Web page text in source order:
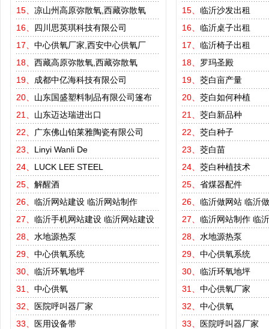
15、 凉山州高原弥散氧,西藏弥散氧
16、 四川思英琪科技有限公司
17、 中心供氧厂家,西安中心供氧厂
18、 西藏高原弥散氧,西藏弥散氧
19、 成都中亿海科技有限公司
20、 山东国盛塑料制品有限公司篷布
21、 山东迈达瑞进出口
22、
广东佛山铂莱雅陶瓷有限公司
23、 Linyi Wanli De
24、 LUCK LEE STEEL
25、 解醒酒
26、 临沂网站建设 临沂网站制作
27、 临沂手机网站建设 临沂网站建设
28、 水地源热泵
29、 中心供氧系统
30、 临沂环氧地坪
31、 中心供氧
32、
医院呼叫器厂家
33、
医用设备带
15、 临沂沙发出租
16、 临沂桌子出租
17、 临沂椅子出租
18、 罗玛圣殿
19、 茭白亩产量
20、 茭白如何种植
21、 茭白新品种
22、 茭白种子
23、 茭白苗
24、 茭白种植技术
25、 省煤器配件
26、 临沂做网站 临沂
27、 临沂网站制作 临
28、 水地源热泵
29、 中心供氧系统
30、 临沂环氧地坪
31、 中心供氧厂家
32、 中心供氧
33、
医院呼叫器厂家